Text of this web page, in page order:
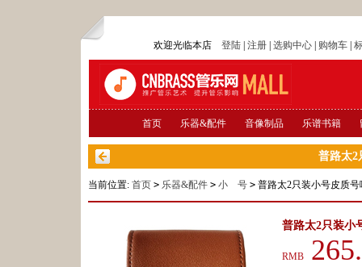
欢迎光临本店 登陆| 注册| 选购中心| 购物车|
首页 乐器&配件 音像制品 乐谱书籍
普路太2
当前位置: 首页 > 乐器&配件 > 小 号 > 普路太2只装小号皮质号
普路太2只装小
RMB